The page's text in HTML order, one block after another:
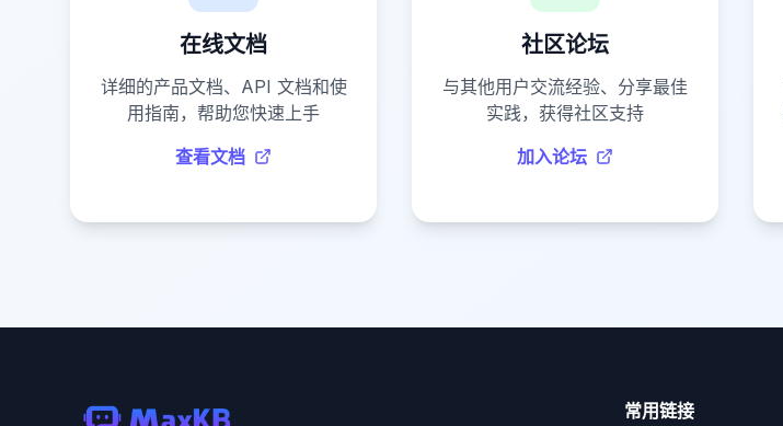
在线文档
详细的产品文档、API 文档和使
用指南，帮助您快速上手
查看文档
社区论坛
与其他用户交流经验、分享最佳
实践，获得社区支持
加入论坛
常用链接